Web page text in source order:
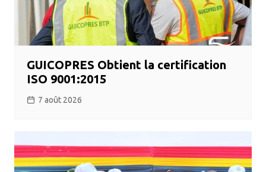
GUICOPRES Obtient la certification
ISO 9001:2015
7 août 2026